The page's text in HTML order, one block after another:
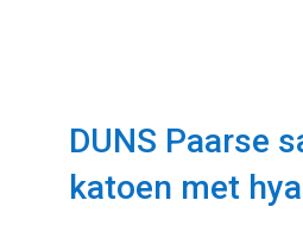
DUNS Paarse
katoen met